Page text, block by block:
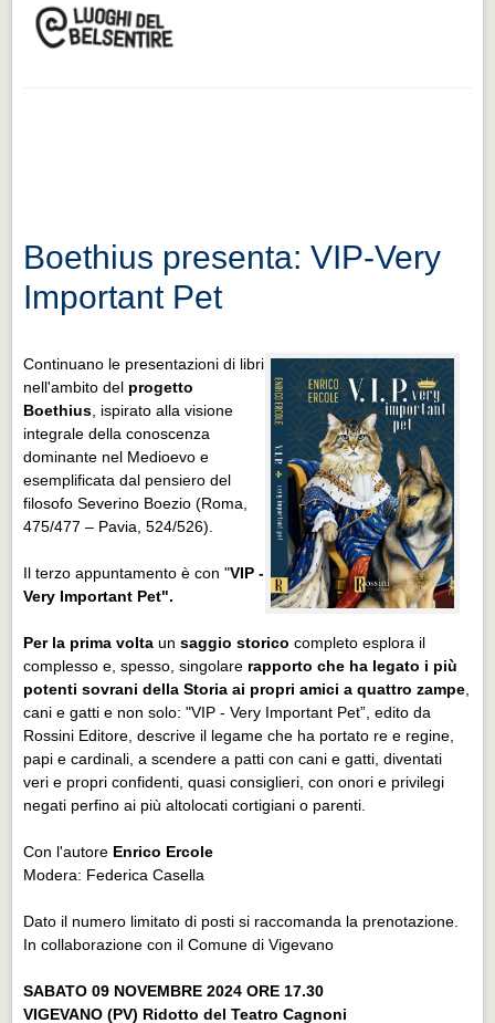
Boethius presenta: VIP-Very
Important Pet
Continuano le presentazioni di libri
nell'ambito del progetto
Boethius , ispirato alla visione
integrale della conoscenza
dominante nel Medioevo e
esemplificata dal pensiero del
filosofo Severino Boezio (Roma,
475/477 – Pavia, 524/526).
Il terzo appuntamento è con "VIP -
Very Important Pet".
Per la prima volta unsaggio storico completo esplora il
complesso e, spesso, singolare rapporto che ha legato i più
potenti sovrani della Storia ai propri amici a quattro zampe
cani e gatti e non solo: "VIP - Very Important Pet”, edito da
Rossini Editore, descrive il legame che ha portato re e regine,
papi e cardinali, a scendere a patti con cani e gatti, diventati
veri e propri confidenti, quasi consiglieri, con onori e privilegi
negati perfino ai più altolocati cortigiani o parenti.
Con l'autore Enrico Ercole
Modera: Federica Casella
Dato il numero limitato di posti si raccomanda la prenotazione.
In collaborazione con il Comune di Vigevano
SABATO 09 NOVEMBRE 2024 ORE 17.30
VIGEVANO (PV) Ridotto del Teatro Cagnoni